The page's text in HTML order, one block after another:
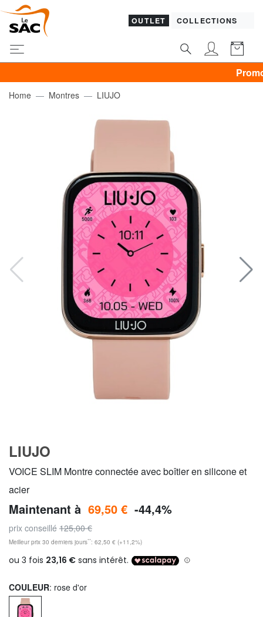
OUTLET COLLECTIONS
Promo
Home Montres LIUJO
LIUJO
VOICE SLIM Montre connectée avec boîtier en silicone et
acier
Maintenant à 69,50 € -44,4%
prix conseillé 125,00 €
Meilleur prix 30 derniers jours**: 62,50 € (+11,2%)
COULEUR: rose d'or